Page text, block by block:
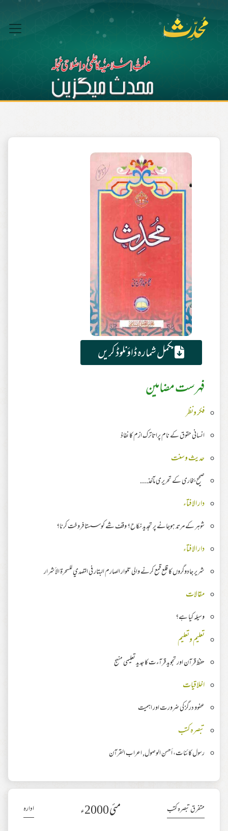
مکمل شمارہ ڈاؤنلوڈ کریں
فہرست مضامین
فکر ونظر
انسانی حقوق کے نام پراتاترک ازم کا نفاذ
حدیث وسنت
صحیح بخاری کے تحریری مآخذ....
دار الافتاء
شوہر کے مرتد ہوجانے پر تجدید نکاح؟ وقف شے کو سستا فروخت کرنا؟
دار الافتاء
شریر جادوگروں کا قلع قمع کرنے والی تلوار الصارم البتار في التصدي للسحرة الأشرار
مقالات
وسیلہ کیا ہے؟
تعلیم وتعلیم
حفظ قرآن اور تجوید قرآءت کا جدید تعلیمی منہج
اخلاقیات
عفوو درگز کی ضرورت اور اہمیت
تبصرہ کتب
رسول کائنات، أحسن الوصول, اعراب القرآن
متفرق تبصرہ کتب مئی 2000ء ادارہ